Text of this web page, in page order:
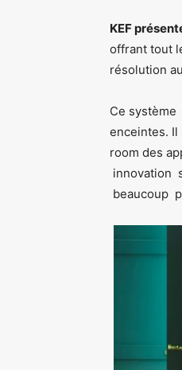
KEF
offrant tout
résolution
Ce système
enceintes.
room des
innovation
beaucoup